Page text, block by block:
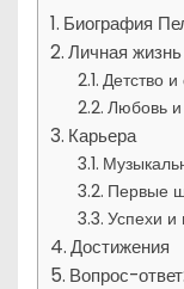
Биография
Личная жизнь
Детство
Любовь
Карьера
Первые
Успехи и
Достижения
Вопрос-ответ: